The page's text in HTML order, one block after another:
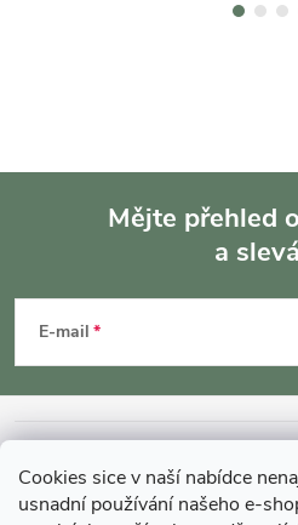
Cookies sice v naší nabídce
usnadní používání našeho e-
p
a
Mějte přehled
a
E-mail